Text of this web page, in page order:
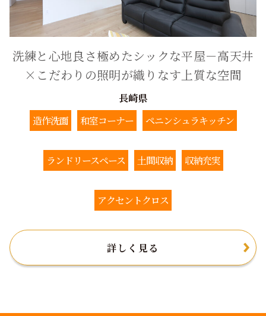
洗練と心地良さ極めたシックな平屋－高天井
×こだわりの照明が織りなす上質な空間
長崎県
造作洗面
和室コーナー ペニンシュラキッチン
ランドリースペース 土間収納 収納充実
アクセントクロス
詳しく見る